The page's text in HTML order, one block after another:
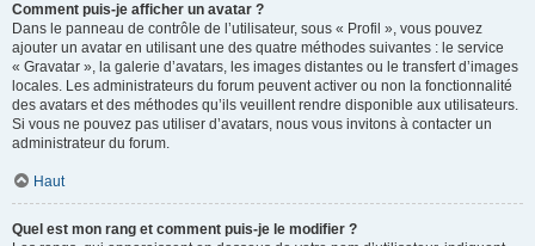
Comment puis-je afficher un avatar ?
Dans le panneau de contrôle de l’utilisateur, sous « Profil », vous pouvez
ajouter un avatar en utilisant une des quatre méthodes suivantes : le service
« Gravatar », la galerie d’avatars, les images distantes ou le transfert d’images
locales. Les administrateurs du forum peuvent activer ou non la fonctionnalité
des avatars et des méthodes qu’ils veuillent rendre disponible aux utilisateurs.
Si vous ne pouvez pas utiliser d’avatars, nous vous invitons à contacter un
administrateur du forum.
Haut
Quel est mon rang et comment puis-je le modifier ?